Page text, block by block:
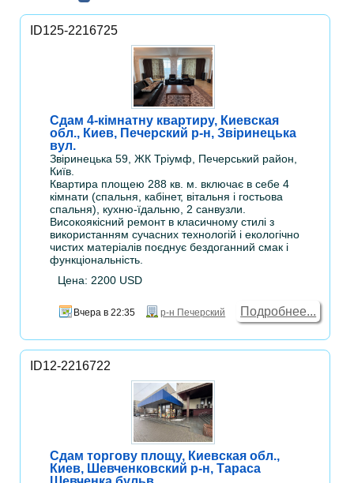
ID125-2216725
Сдам 4-кімнатну квартиру, Киевская
обл., Киев, Печерский р-н, Звіринецька
вул.
Звіринецька 59, ЖК Тріумф, Печерський район,
Київ.
Квартира площею 288 кв. м. включає в себе 4
кімнати (спальня, кабінет, вітальня і гостьова
спальня), кухню-їдальню, 2 санвузли.
Високоякісний ремонт в класичному стилі з
використанням сучасних технологій і екологічно
чистих матеріалів поєднує бездоганний смак і
функціональність.
Цена: 2200 USD
Вчера в 22:35 р-н Печерский Подробнее...
ID12-2216722
Сдам торгову площу, Киевская обл.,
Киев, Шевченковский р-н, Тараса